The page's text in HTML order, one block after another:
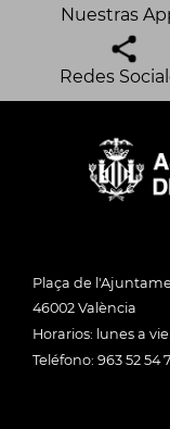
Nuestras
Redes
Plaça de
46002 València
Horarios: lunes a
Teléfono: 963 52 54